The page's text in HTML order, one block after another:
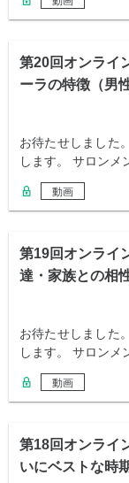
第20回オンライ
ーラの特徴（男
お待たせしました
します。 サロンメ
動画
第19回オンライ
達・家族との相
お待たせしました
します。 サロンメ
動画
第18回オンライ
いにベストな時